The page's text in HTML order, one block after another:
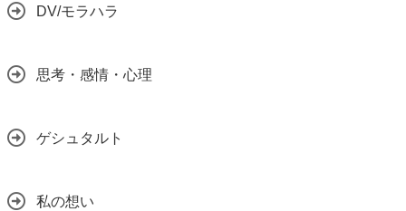
DV/モラハラ
思考・感情・心理
ゲシュタルト
私の想い